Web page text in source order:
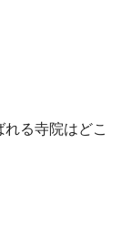
る寺院はどこ